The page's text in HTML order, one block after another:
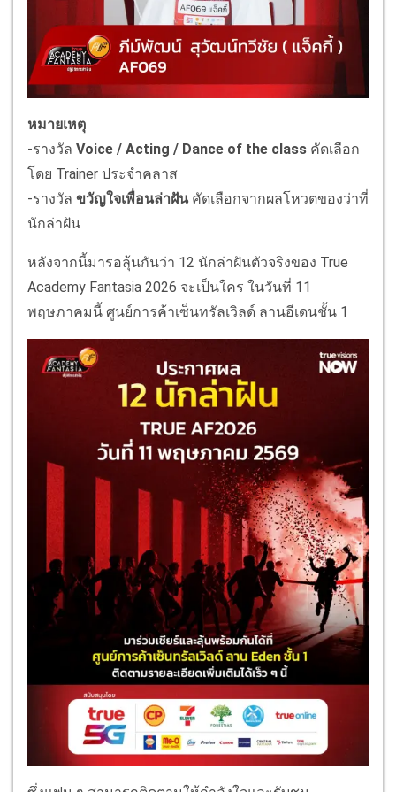
หมายเหตุ
-รางวัล Voice / Acting / Dance of the class คัดเลือก
โดย Trainer ประจำคลาส
-รางวัล ขวัญใจเพื่อนล่าฝันคัดเลือกจากผลโหวตของว่าที่
นักล่าฝัน
หลังจากนี้มารอลุ้นกันว่า 12 นักล่าฝันตัวจริงของ True
Academy Fantasia 2026 จะเป็นใคร ในวันที่ 11
พฤษภาคมนี้ ศูนย์การค้าเซ็นทรัลเวิลด์ ลานอีเดนชั้น 1